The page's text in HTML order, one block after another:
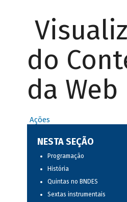
do
da Web
Ações
NESTA SEÇÃO
Programação
História
Quintas no BNDES
Sextas instrumentais